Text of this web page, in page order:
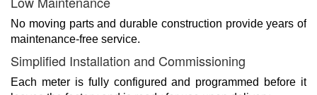
No moving parts and durable construction provide years of
maintenance-free service.
Simplified Installation and Commissioning
Each meter is fully configured and programmed before it